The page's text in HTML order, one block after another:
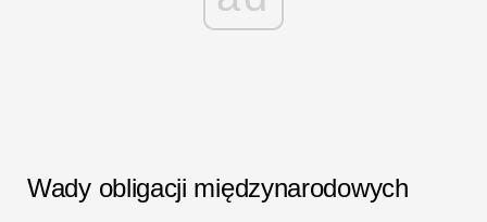
Wady obligacji międzynarodowych